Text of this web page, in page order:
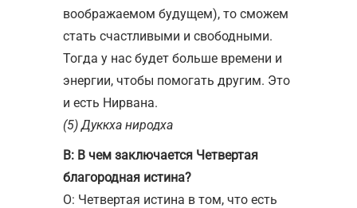
воображаемом будущем), то сможем
стать счастливыми и свободными.
Тогда у нас будет больше времени и
энергии, чтобы помогать другим. Это
и есть Нирвана.
(5) Дуккха ниродха
В: В чем заключается Четвертая
благородная истина?
О: Четвертая истина в том, что есть